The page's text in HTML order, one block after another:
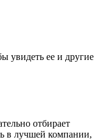
увидеть ее и другие
отбирает
в лучшей компании,